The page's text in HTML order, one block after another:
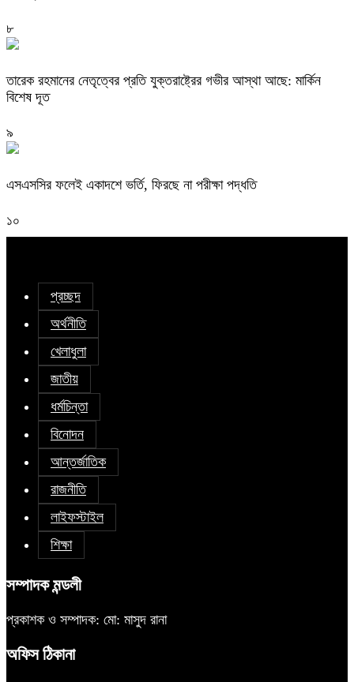
৮
তারেক রহমানের নেতৃত্বের প্রতি যুক্তরাষ্ট্রের গভীর আস্থা আছে: মার্কিন
বিশেষ দূত
৯
এসএসসির ফলেই একাদশে ভর্তি, ফিরছে না পরীক্ষা পদ্ধতি
১০
প্রচ্ছদ
অর্থনীতি
খেলাধুলা
জাতীয়
ধর্মচিন্তা
বিনোদন
আন্তর্জাতিক
রাজনীতি
লাইফস্টাইল
শিক্ষা
সম্পাদক মন্ডলী
প্রকাশক ও সম্পাদক: মো: মাসুদ রানা
অফিস ঠিকানা